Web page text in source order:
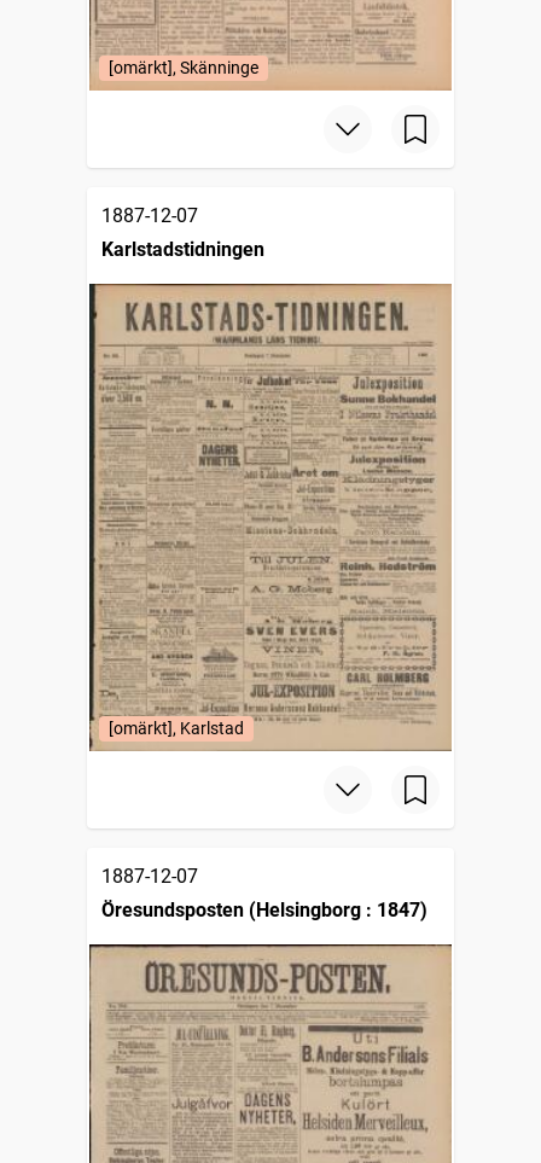
[omärkt], Skänninge
1887-12-07
Karlstadstidningen
[omärkt], Karlstad
1887-12-07
Öresundsposten (Helsingborg : 1847)